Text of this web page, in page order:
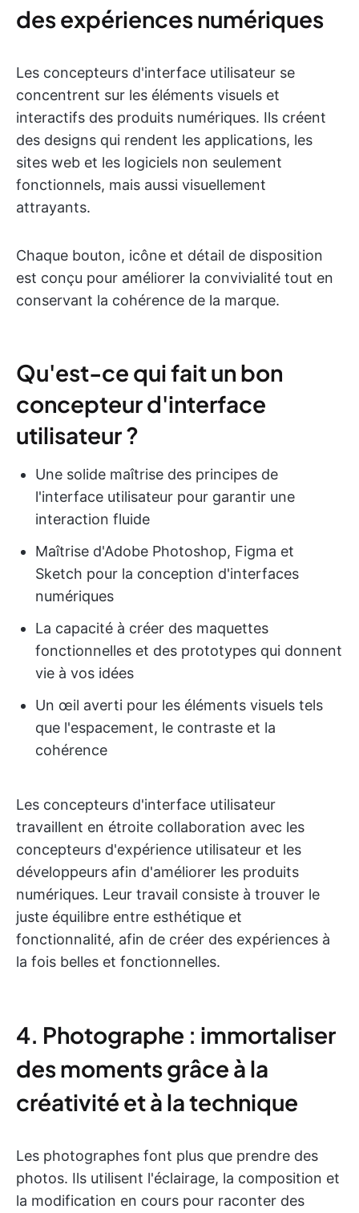
des expériences numériques
Les concepteurs d'interface utilisateur se
concentrent sur les éléments visuels et
interactifs des produits numériques. Ils créent
des designs qui rendent les applications, les
sites web et les logiciels non seulement
fonctionnels, mais aussi visuellement
attrayants.
Chaque bouton, icône et détail de disposition
est conçu pour améliorer la convivialité tout en
conservant la cohérence de la marque.
Qu'est-ce qui fait un bon
concepteur d'interface
utilisateur ?
Une solide maîtrise des principes de
l'interface utilisateur pour garantir une
interaction fluide
Maîtrise d'Adobe Photoshop, Figma et
Sketch pour la conception d'interfaces
numériques
La capacité à créer des maquettes
fonctionnelles et des prototypes qui donnent
vie à vos idées
Un œil averti pour les éléments visuels tels
que l'espacement, le contraste et la
cohérence
Les concepteurs d'interface utilisateur
travaillent en étroite collaboration avec les
concepteurs d'expérience utilisateur et les
développeurs afin d'améliorer les produits
numériques. Leur travail consiste à trouver le
juste équilibre entre esthétique et
fonctionnalité, afin de créer des expériences à
la fois belles et fonctionnelles.
4. Photographe : immortaliser
des moments grâce à la
créativité et à la technique
Les photographes font plus que prendre des
photos. Ils utilisent l'éclairage, la composition et
la modification en cours pour raconter des